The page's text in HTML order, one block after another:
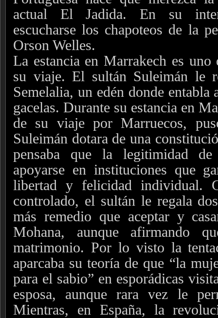
actual El Jadida. En su
escucharse los chapoteos de la
Orson Welles.
La estancia en Marrakech es
su viaje. El sultán Suleimán le
Semelalia, un edén donde entabla
gacelas. Durante su estancia en
de su viaje por Marruecos,
Suleimán dotara de una
pensaba que la legitimidad
apoyarse en instituciones que
libertad y felicidad individual.
controlado, el sultán le regala
más remedio que aceptar y
Mohana, aunque afirmando
matrimonio. Por lo visto la
aparcaba su teoría de que “la
para el sabio” en esporádicas
esposa, aunque rara vez le
Mientras, en España, la